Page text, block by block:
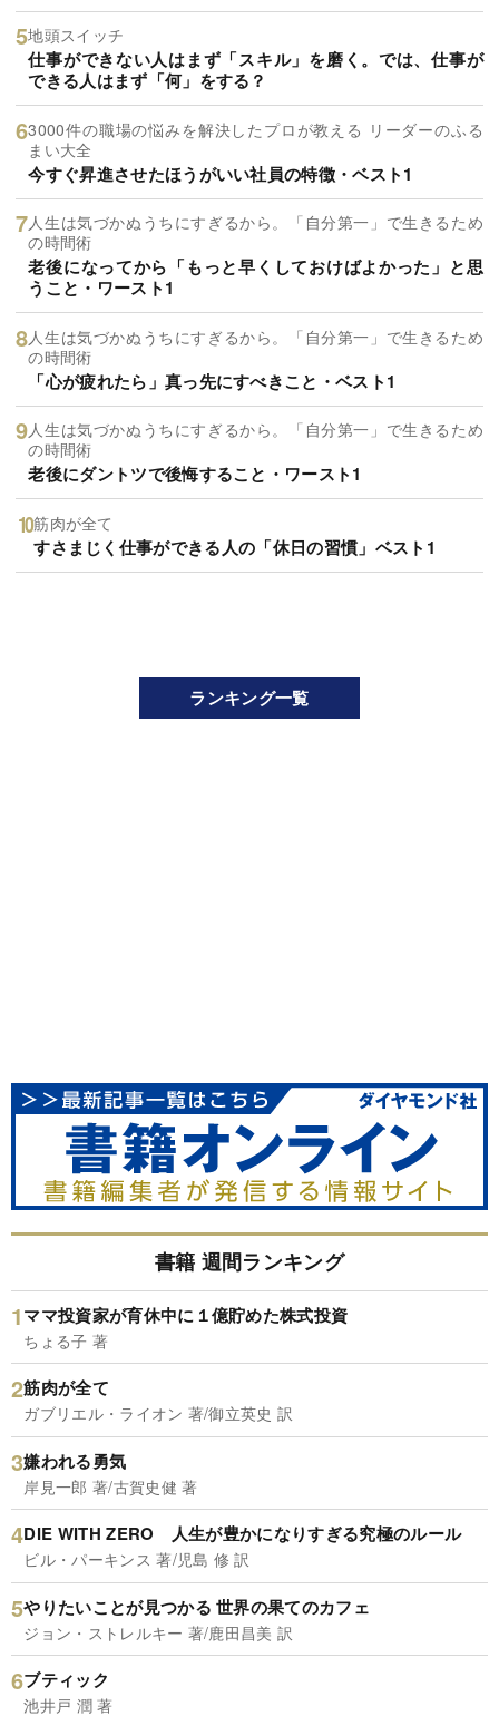
地頭スイッチ
仕事ができない人はまず「スキル」を磨く。では、仕事が
できる人はまず「何」をする？
3000件の職場の悩みを解決したプロが教える リーダーのふる
まい大全
今すぐ昇進させたほうがいい社員の特徴・ベスト1
人生は気づかぬうちにすぎるから。「自分第一」で生きるため
の時間術
老後になってから「もっと早くしておけばよかった」と思
うこと・ワースト1
人生は気づかぬうちにすぎるから。「自分第一」で生きるため
の時間術
「心が疲れたら」真っ先にすべきこと・ベスト1
人生は気づかぬうちにすぎるから。「自分第一」で生きるため
の時間術
老後にダントツで後悔すること・ワースト1
筋肉が全て
すさまじく仕事ができる人の「休日の習慣」ベスト1
ランキング一覧
書籍 週間ランキング
ママ投資家が育休中に１億貯めた株式投資
ちょる子 著
筋肉が全て
ガブリエル・ライオン 著/御立英史 訳
嫌われる勇気
岸見一郎 著/古賀史健 著
DIE WITH ZERO 人生が豊かになりすぎる究極のルール
ビル・パーキンス 著/児島 修 訳
やりたいことが見つかる 世界の果てのカフェ
ジョン・ストレルキー 著/鹿田昌美 訳
ブティック
池井戸 潤 著